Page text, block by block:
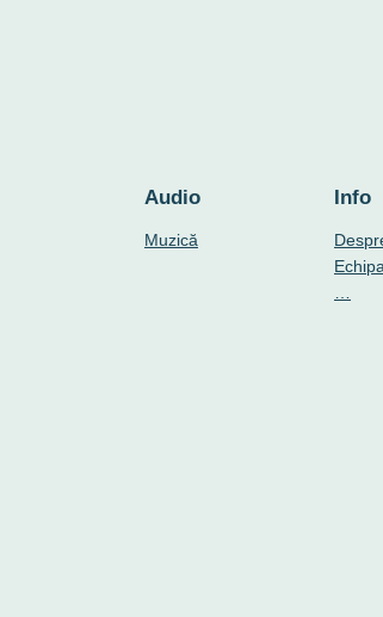
Audio
Muzică
Info
Echipa